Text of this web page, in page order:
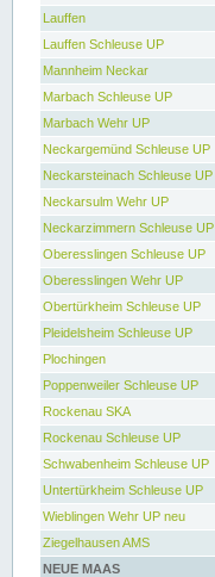
Lauffen
Lauffen Schleuse UP
Mannheim Neckar
Marbach Schleuse UP
Marbach Wehr UP
Neckargemünd Schleuse UP
Neckarsteinach Schleuse UP
Neckarsulm Wehr UP
Neckarzimmern Schleuse UP
Oberesslingen Schleuse UP
Oberesslingen Wehr UP
Obertürkheim Schleuse UP
Pleidelsheim Schleuse UP
Plochingen
Poppenweiler Schleuse UP
Rockenau SKA
Rockenau Schleuse UP
Schwabenheim Schleuse UP
Untertürkheim Schleuse UP
Wieblingen Wehr UP neu
Ziegelhausen AMS
NEUE MAAS